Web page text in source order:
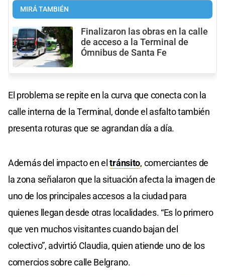
MIRÁ TAMBIÉN
Finalizaron las obras en la calle
de acceso a la Terminal de
Ómnibus de Santa Fe
El problema se repite en la curva que conecta con la
calle interna de la Terminal, donde el asfalto también
presenta roturas que se agrandan día a día.
Además del impacto en eltránsito, comerciantes de
la zona señalaron que la situación afecta la imagen de
uno de los principales accesos a la ciudad para
quienes llegan desde otras localidades. “Es lo primero
que ven muchos visitantes cuando bajan del
colectivo”, advirtió Claudia, quien atiende uno de los
comercios sobre calle Belgrano.